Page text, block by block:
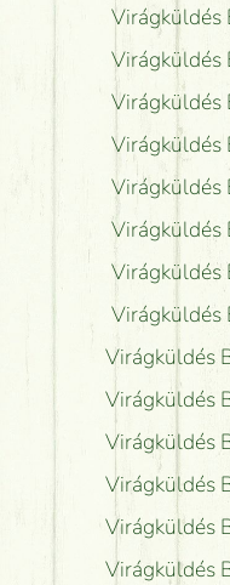
Virágküldés
Virágküldés
Virágküldés
Virágküldés
Virágküldés
Virágküldés
Virágküldés
Virágküldés
Virágküldés
Virágküldés
Virágküldés
Virágküldés
Virágküldés
Virágküldés